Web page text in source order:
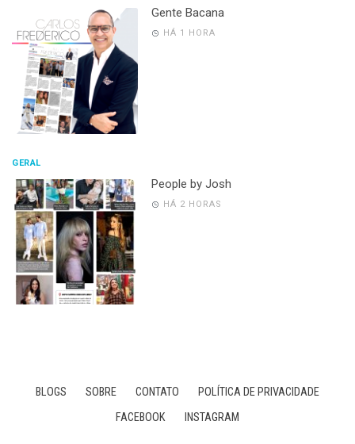
Gente Bacana
HÁ 1 HORA
GERAL
People by Josh
HÁ 2 HORAS
BLOGS SOBRE CONTATO
POLÍTICA DE PRIVACIDADE
FACEBOOK
INSTAGRAM